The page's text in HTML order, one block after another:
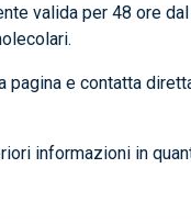
valida per 48 ore
e contatta
informazioni in